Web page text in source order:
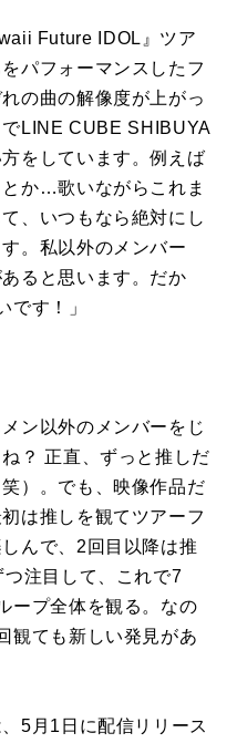
Future IDOL 』ツア
パフォーマンスしたフ
の曲の解像度が上がっ
LINE CUBE SHIBUYA
をしています。例えば
とか…歌いながらこれま
、いつもなら絶対にし
。私以外のメンバー
ると思います。だか
です！」
ン以外のメンバーをじ
？ 正直、ずっと推しだ
）。でも、映像作品だ
は推しを観てツアーフ
んで、2回目以降は推
注目して、これで7
ープ全体を観る。なの
観ても新しい発見があ
5 月 1 日に配信リリース